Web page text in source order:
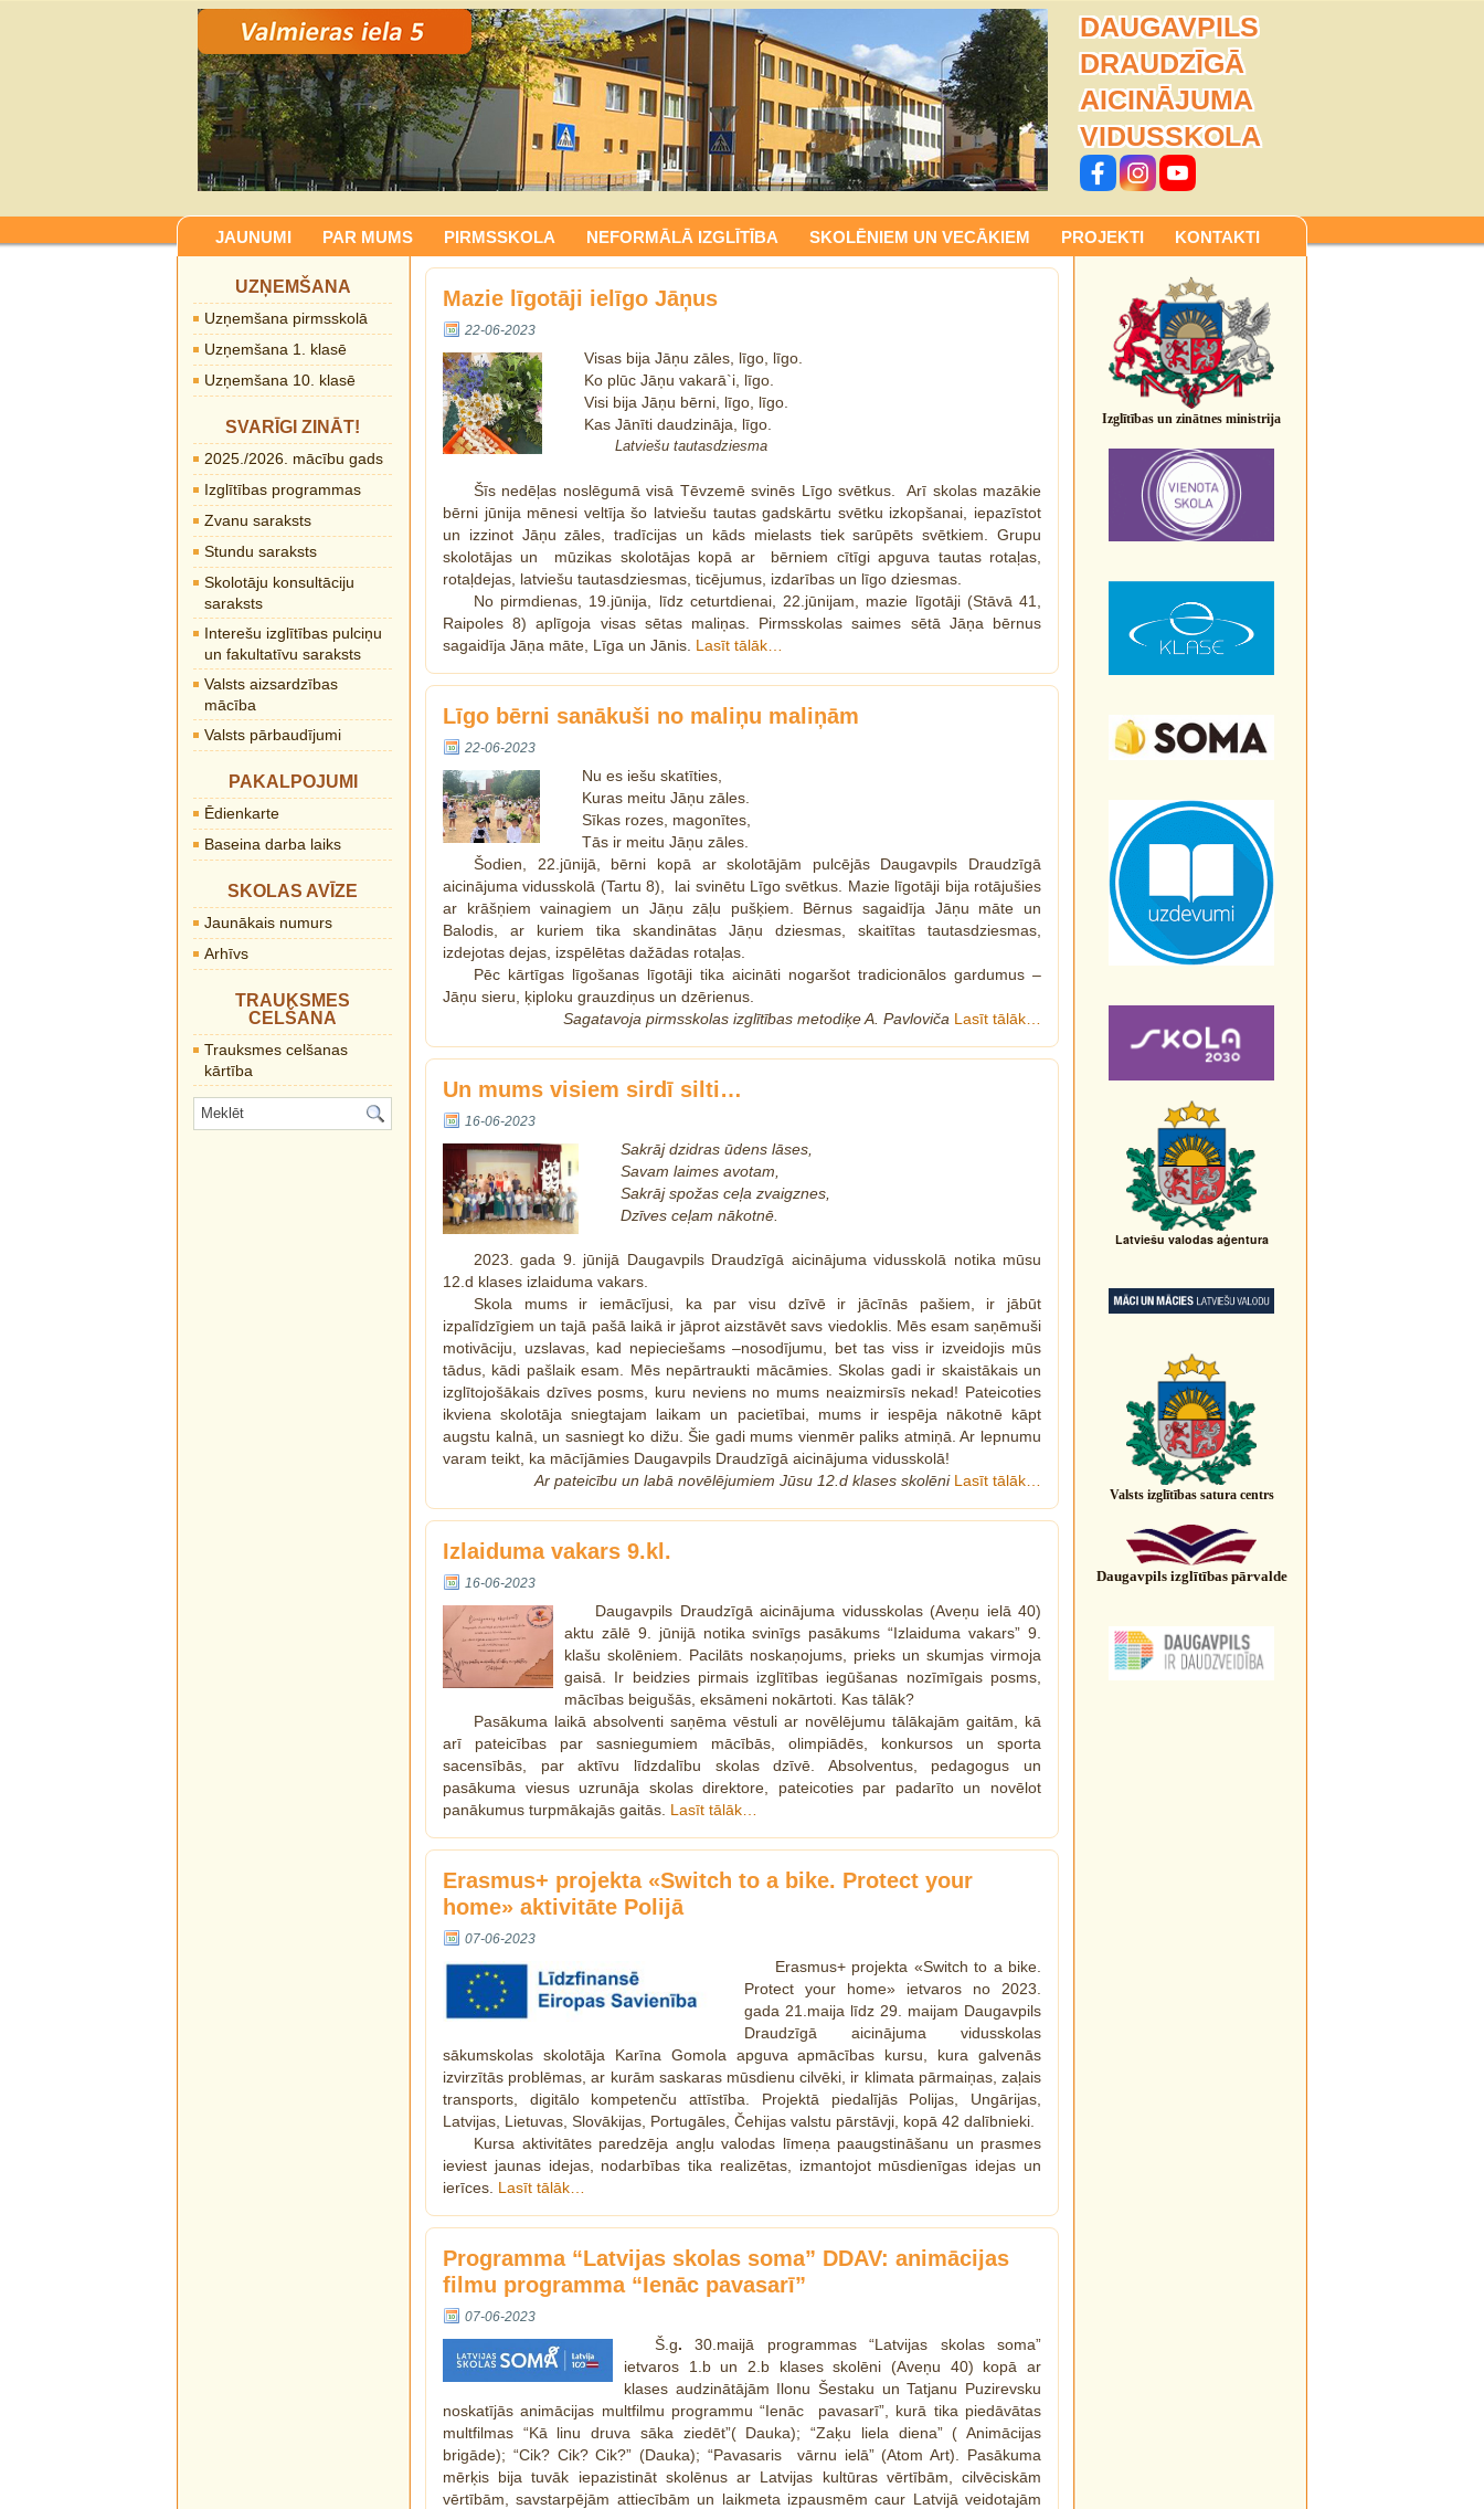
DAUGAVPILS
DRAUDZĪGĀ
AICINĀJUMA
VIDUSSKOLA
JAUNUMI PAR MUMS PIRMSSKOLA NEFORMĀLĀ IZGLĪTĪBA SKOLĒNIEM UN VECĀKIEM PROJEKTI KONTAKTI
UZŅEMŠANA
Uzņemšana pirmsskolā
Uzņemšana 1. klasē
Uzņemšana 10. klasē
SVARĪGI ZINĀT!
2025./2026. mācību gads
Izglītības programmas
Zvanu saraksts
Stundu saraksts
Skolotāju konsultāciju
saraksts
Interešu izglītības pulciņu
un fakultatīvu saraksts
Valsts aizsardzības
mācība
Valsts pārbaudījumi
PAKALPOJUMI
Ēdienkarte
Baseina darba laiks
SKOLAS AVĪZE
Jaunākais numurs
Arhīvs
TRAUKSMES
CELŠANA
Trauksmes celšanas
kārtība
Mazie līgotāji ielīgo Jāņus
22-06-2023
Visas bija Jāņu zāles, līgo, līgo.
Ko plūc Jāņu vakarā`i, līgo.
Visi bija Jāņu bērni, līgo, līgo.
Kas Jānīti daudzināja, līgo.
Latviešu tautasdziesma
Šīs nedēļas noslēgumā visā Tēvzemē svinēs Līgo svētkus. Arī skolas mazākie
bērni jūnija mēnesi veltīja šo latviešu tautas gadskārtu svētku izkopšanai, iepazīstot
un izzinot Jāņu zāles, tradīcijas un kāds mielasts tiek sarūpēts svētkiem. Grupu
skolotājas un mūzikas skolotājas kopā ar bērniem cītīgi apguva tautas rotaļas,
rotaļdejas, latviešu tautasdziesmas, ticējumus, izdarības un līgo dziesmas.
No pirmdienas, 19.jūnija, līdz ceturtdienai, 22.jūnijam, mazie līgotāji (Stāvā 41,
Raipoles 8) aplīgoja visas sētas maliņas. Pirmsskolas saimes sētā Jāņa bērnus
sagaidīja Jāņa māte, Līga un Jānis. Lasīt tālāk…
Līgo bērni sanākuši no maliņu maliņām
22-06-2023
Nu es iešu skatīties,
Kuras meitu Jāņu zāles.
Sīkas rozes, magonītes,
Tās ir meitu Jāņu zāles.
Šodien, 22.jūnijā, bērni kopā ar skolotājām pulcējās Daugavpils Draudzīgā
aicinājuma vidusskolā (Tartu 8), lai svinētu Līgo svētkus. Mazie līgotāji bija rotājušies
ar krāšņiem vainagiem un Jāņu zāļu pušķiem. Bērnus sagaidīja Jāņu māte un
Balodis, ar kuriem tika skandinātas Jāņu dziesmas, skaitītas tautasdziesmas,
izdejotas dejas, izspēlētas dažādas rotaļas.
Pēc kārtīgas līgošanas līgotāji tika aicināti nogaršot tradicionālos gardumus –
Jāņu sieru, ķiploku grauzdiņus un dzērienus.
Sagatavoja pirmsskolas izglītības metodiķe A. Pavloviča Lasīt tālāk…
Un mums visiem sirdī silti…
16-06-2023
Sakrāj dzidras ūdens lāses,
Savam laimes avotam,
Sakrāj spožas ceļa zvaigznes,
Dzīves ceļam nākotnē.
2023. gada 9. jūnijā Daugavpils Draudzīgā aicinājuma vidusskolā notika mūsu
12.d klases izlaiduma vakars.
Skola mums ir iemācījusi, ka par visu dzīvē ir jācīnās pašiem, ir jābūt
izpalīdzīgiem un tajā pašā laikā ir jāprot aizstāvēt savs viedoklis. Mēs esam saņēmuši
motivāciju, uzslavas, kad nepieciešams –nosodījumu, bet tas viss ir izveidojis mūs
tādus, kādi pašlaik esam. Mēs nepārtraukti mācāmies. Skolas gadi ir skaistākais un
izglītojošākais dzīves posms, kuru neviens no mums neaizmirsīs nekad! Pateicoties
ikviena skolotāja sniegtajam laikam un pacietībai, mums ir iespēja nākotnē kāpt
augstu kalnā, un sasniegt ko dižu. Šie gadi mums vienmēr paliks atmiņā. Ar lepnumu
varam teikt, ka mācījāmies Daugavpils Draudzīgā aicinājuma vidusskolā!
Ar pateicību un labā novēlējumiem Jūsu 12.d klases skolēni Lasīt tālāk…
Izlaiduma vakars 9.kl.
16-06-2023
Daugavpils Draudzīgā aicinājuma vidusskolas (Aveņu ielā 40)
aktu zālē 9. jūnijā notika svinīgs pasākums “Izlaiduma vakars” 9.
klašu skolēniem. Pacilāts noskaņojums, prieks un skumjas virmoja
gaisā. Ir beidzies pirmais izglītības iegūšanas nozīmīgais posms,
mācības beigušās, eksāmeni nokārtoti. Kas tālāk?
Pasākuma laikā absolventi saņēma vēstuli ar novēlējumu tālākajām gaitām, kā
arī pateicības par sasniegumiem mācībās, olimpiādēs, konkursos un sporta
sacensībās, par aktīvu līdzdalību skolas dzīvē. Absolventus, pedagogus un
pasākuma viesus uzrunāja skolas direktore, pateicoties par padarīto un novēlot
panākumus turpmākajās gaitās. Lasīt tālāk…
Erasmus+ projekta «Switch to a bike. Protect your
home» aktivitāte Polijā
07-06-2023
Erasmus+ projekta «Switch to a bike.
Protect your home» ietvaros no 2023.
gada 21.maija līdz 29. maijam Daugavpils
Draudzīgā aicinājuma vidusskolas
sākumskolas skolotāja Karīna Gomola apguva apmācības kursu, kura galvenās
izvirzītās problēmas, ar kurām saskaras mūsdienu cilvēki, ir klimata pārmaiņas, zaļais
transports, digitālo kompetenču attīstība. Projektā piedalījās Polijas, Ungārijas,
Latvijas, Lietuvas, Slovākijas, Portugāles, Čehijas valstu pārstāvji, kopā 42 dalībnieki.
Kursa aktivitātes paredzēja angļu valodas līmeņa paaugstināšanu un prasmes
ieviest jaunas idejas, nodarbības tika realizētas, izmantojot mūsdienīgas idejas un
ierīces. Lasīt tālāk…
Programma “Latvijas skolas soma” DDAV: animācijas
filmu programma “Ienāc pavasarī”
07-06-2023
Š.g.30.maijā programmas “Latvijas skolas soma”
ietvaros 1.b un 2.b klases skolēni (Aveņu 40) kopā ar
klases audzinātājām Ilonu Šestaku un Tatjanu Puzirevsku
noskatījās animācijas multfilmu programmu “Ienāc pavasarī”, kurā tika piedāvātas
multfilmas “Kā linu druva sāka ziedēt”( Dauka); “Zaķu liela diena” ( Animācijas
brigāde); “Cik? Cik? Cik?” (Dauka); “Pavasaris vārnu ielā” (Atom Art). Pasākuma
mērķis bija tuvāk iepazistināt skolēnus ar Latvijas kultūras vērtībām, cilvēciskām
vērtībām, savstarpējām attiecībām un laikmeta izpausmēm caur Latvijā veidotajām
Izglītības un zinātnes ministrija
Latviešu valodas aģentura
Valsts izglītības satura centrs
Daugavpils izglītības pārvalde